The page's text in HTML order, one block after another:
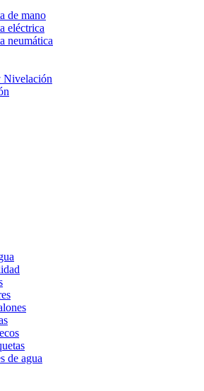
de mano
eléctrica
neumática
Nivelación
de agua